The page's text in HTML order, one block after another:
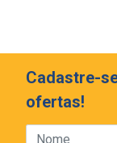
Cadastre-
ofertas!